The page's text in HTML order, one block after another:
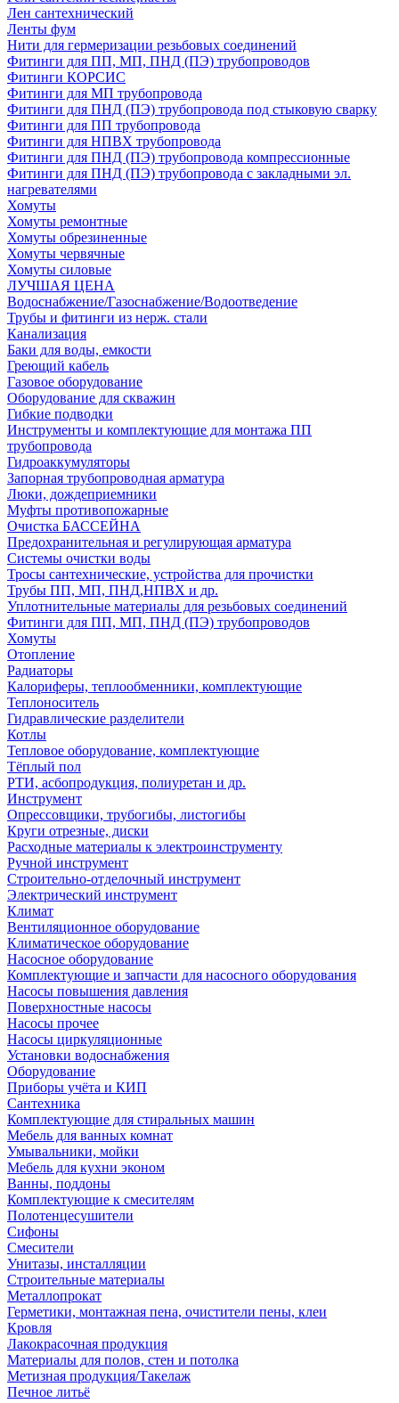
Лен сантехнический
Ленты фум
Нити для гермеризации резьбовых соединений
Фитинги для ПП, МП, ПНД (ПЭ) трубопроводов
Фитинги КОРСИС
Фитинги для МП трубопровода
Фитинги для ПНД (ПЭ) трубопровода под стыковую сварку
Фитинги для ПП трубопровода
Фитинги для НПВХ трубопровода
Фитинги для ПНД (ПЭ) трубопровода компрессионные
Фитинги для ПНД (ПЭ) трубопровода с закладными эл.
нагревателями
Хомуты
Хомуты ремонтные
Хомуты обрезиненные
Хомуты червячные
Хомуты силовые
ЛУЧШАЯ ЦЕНА
Водоснабжение/Газоснабжение/Водоотведение
Трубы и фитинги из нерж. стали
Канализация
Баки для воды, емкости
Греющий кабель
Газовое оборудование
Оборудование для скважин
Гибкие подводки
Инструменты и комплектующие для монтажа ПП
трубопровода
Гидроаккумуляторы
Запорная трубопроводная арматура
Люки, дождеприемники
Муфты противопожарные
Очистка БАССЕЙНА
Предохранительная и регулирующая арматура
Системы очистки воды
Тросы сантехнические, устройства для прочистки
Трубы ПП, МП, ПНД,НПВХ и др.
Уплотнительные материалы для резьбовых соединений
Фитинги для ПП, МП, ПНД (ПЭ) трубопроводов
Хомуты
Отопление
Радиаторы
Калориферы, теплообменники, комплектующие
Теплоноситель
Гидравлические разделители
Котлы
Тепловое оборудование, комплектующие
Тёплый пол
РТИ, асбопродукция, полиуретан и др.
Инструмент
Опрессовщики, трубогибы, листогибы
Круги отрезные, диски
Расходные материалы к электроинструменту
Ручной инструмент
Строительно-отделочный инструмент
Электрический инструмент
Климат
Вентиляционное оборудование
Климатическое оборудование
Насосное оборудование
Комплектующие и запчасти для насосного оборудования
Насосы повышения давления
Поверхностные насосы
Насосы прочее
Насосы циркуляционные
Установки водоснабжения
Оборудование
Приборы учёта и КИП
Сантехника
Комплектующие для стиральных машин
Мебель для ванных комнат
Умывальники, мойки
Мебель для кухни эконом
Ванны, поддоны
Комплектующие к смесителям
Полотенцесушители
Сифоны
Смесители
Унитазы, инсталляции
Строительные материалы
Металлопрокат
Герметики, монтажная пена, очистители пены, клеи
Кровля
Лакокрасочная продукция
Материалы для полов, стен и потолка
Метизная продукция/Такелаж
Печное литьё